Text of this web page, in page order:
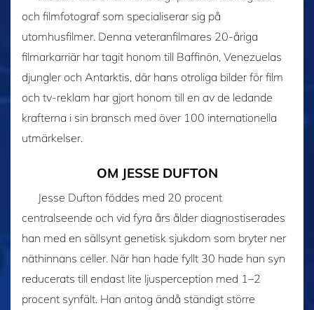
och filmfotograf som specialiserar sig på
utomhusfilmer. Denna veteranfilmares 20-åriga
filmarkarriär har tagit honom till Baffinön, Venezuelas
djungler och Antarktis, där hans otroliga bilder för film
och tv-reklam har gjort honom till en av de ledande
krafterna i sin bransch med över 100 internationella
utmärkelser.
OM JESSE DUFTON
Jesse Dufton föddes med 20 procent
centralseende och vid fyra års ålder diagnostiserades
han med en sällsynt genetisk sjukdom som bryter ner
näthinnans celler. När han hade fyllt 30 hade han syn
reducerats till endast lite ljusperception med 1–2
procent synfält. Han antog ändå ständigt större